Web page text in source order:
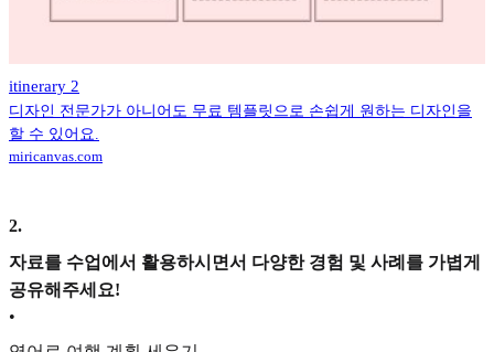
itinerary 2
디자인 전문가가 아니어도 무료 템플릿으로 손쉽게 원하는 디자인을
할 수 있어요.
miricanvas.com
2.
자료를 수업에서 활용하시면서 다양한 경험 및 사례를 가볍게
공유해주세요!
•